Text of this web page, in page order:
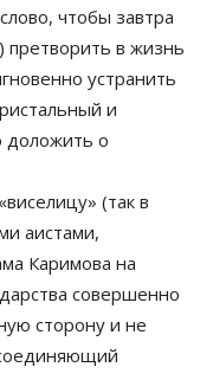
чтобы завтра
претворить в жизнь
устранить
и
доложить о
(так в
аистами,
Каримова на
совершенно
сторону и не